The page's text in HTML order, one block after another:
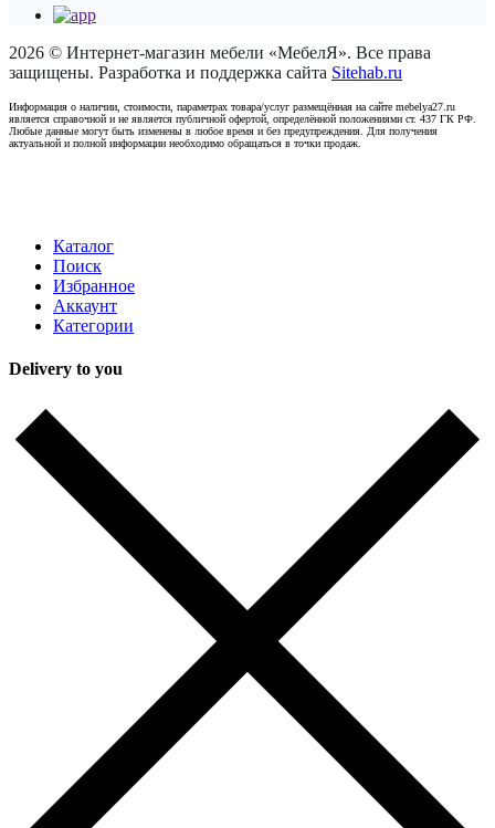
2026 © Интернет-магазин мебели «МебелЯ». Все права
защищены. Разработка и поддержка сайта Sitehab.ru
Информация о наличии, стоимости, параметрах товара/услуг размещённая на сайте mebelya27.ru
является справочной и не является публичной офертой, определённой положениями ст. 437 ГК РФ.
Любые данные могут быть изменены в любое время и без предупреждения. Для получения
актуальной и полной информации необходимо обращаться в точки продаж.
Каталог
Поиск
Избранное
Аккаунт
Категории
Delivery to you